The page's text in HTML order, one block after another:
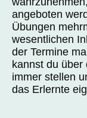
angeboten
Übungen
wesentlichen
der Termine
kannst du
immer stellen
das Erlernte